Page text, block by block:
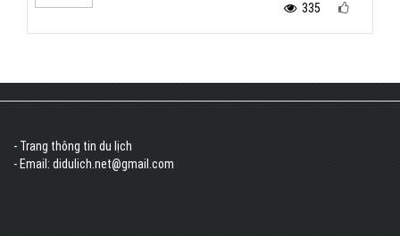
335
- Trang thông tin du lịch
- Email: didulich.net@gmail.com